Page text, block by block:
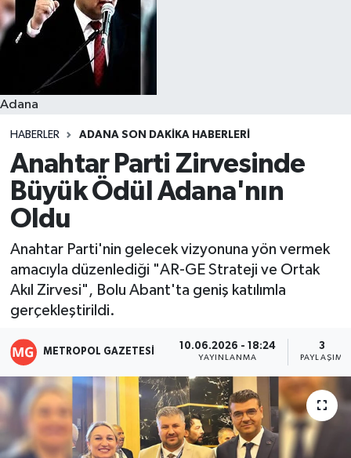
Adana
HABERLER ADANA SON DAKIKA HABERLERI
Anahtar Parti Zirvesinde
Büyük Ödül Adana'nın
Oldu
Anahtar Parti'nin gelecek vizyonuna yön vermek
amacıyla düzenlediği "AR-GE Strateji ve Ortak
Akıl Zirvesi", Bolu Abant'ta geniş katılımla
gerçekleştirildi.
METROPOL GAZETESI 10.06.2026 - 18:24
YAYINLANMA
3
PAYLAŞIM
Resmi İlanlar